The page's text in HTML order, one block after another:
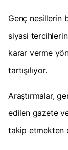
Genç nesillerin
siyasi
karar verme
tartışılıyor.
Araştırmalar,
edilen gazete
takip etmekten